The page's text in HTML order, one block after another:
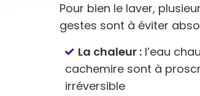
Pour bien le laver,
gestes sont à éviter
La chaleur : l’eau
cachemire sont à
irréversible